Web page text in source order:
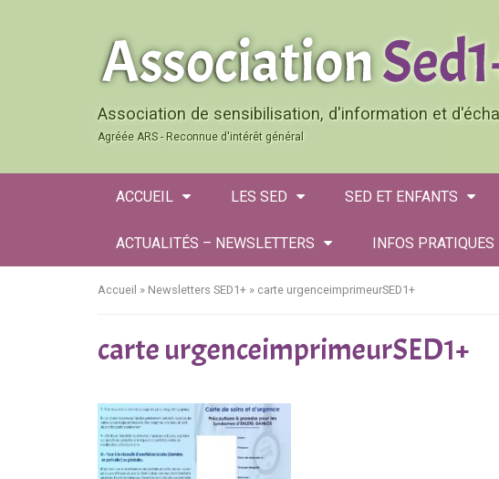
Association de sensibilisation, d'information et
Agréée ARS - Reconnue d'intérêt général
ACCUEIL LES SED SED ET ENFANTS
ACTUALITÉS – NEWSLETTERS INFOS PRATIQUES
Accueil » Newsletters SED1+ » carte urgenceimprimeurSED1+
carte urgenceimprimeurSED1+